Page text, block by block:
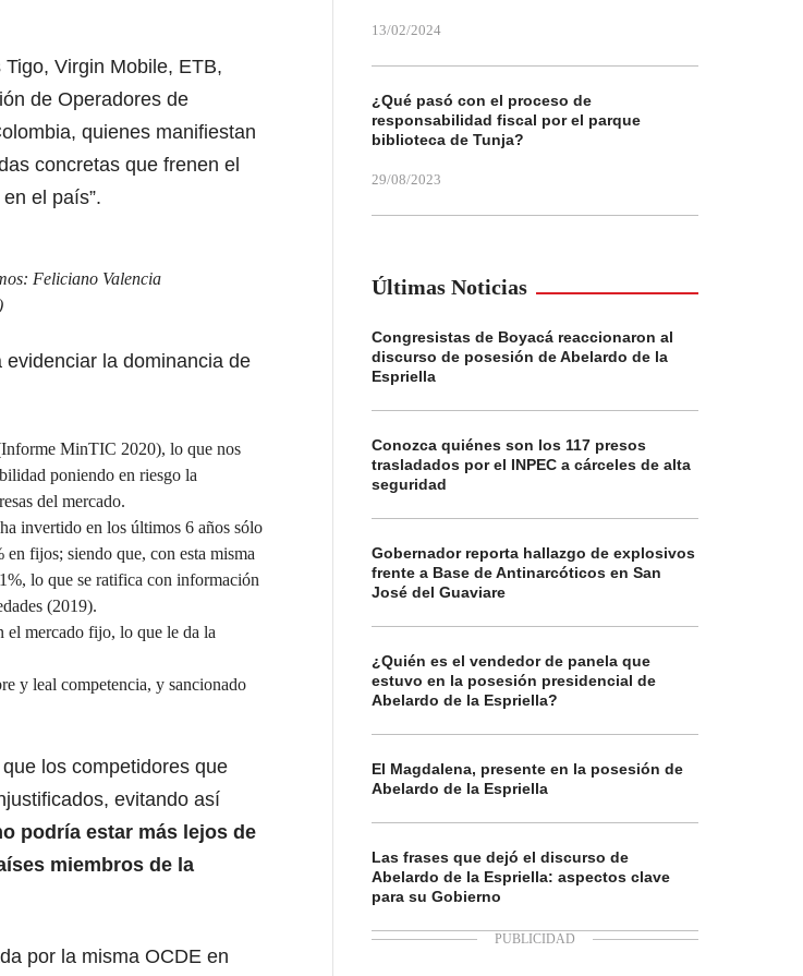
Virgin Mobile, ETB,
de Operadores de
quienes manifiestan
concretas que frenen el
el país”.
Feliciano Valencia
la dominancia de
MinTIC 2020), lo que nos
poniendo en riesgo la
del mercado.
invertido en los últimos 6 años sólo
fijos; siendo que, con esta misma
lo que se ratifica con información
(2019).
el mercado fijo, lo que le da la
y leal competencia, y sancionado
los competidores que
evitando así
podría estar más lejos de
miembros de la
por la misma OCDE en
13/02/2024
¿Qué pasó con el proceso de
responsabilidad fiscal por el parque
biblioteca de Tunja?
29/08/2023
Últimas Noticias
Congresistas de Boyacá reaccionaron al
discurso de posesión de Abelardo de la
Espriella
Conozca quiénes son los 117 presos
trasladados por el INPEC a cárceles de alta
seguridad
Gobernador reporta hallazgo de explosivos
frente a Base de Antinarcóticos en San
José del Guaviare
¿Quién es el vendedor de panela que
estuvo en la posesión presidencial de
Abelardo de la Espriella?
El Magdalena, presente en la posesión de
Abelardo de la Espriella
Las frases que dejó el discurso de
Abelardo de la Espriella: aspectos clave
para su Gobierno